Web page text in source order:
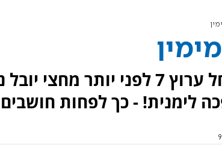
המהפכה שהחל ערוץ 7 לפני יותר
לימנית! - כך לפחות